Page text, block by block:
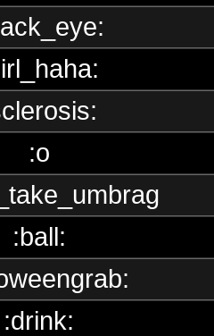
:o
:ball:
:drink: